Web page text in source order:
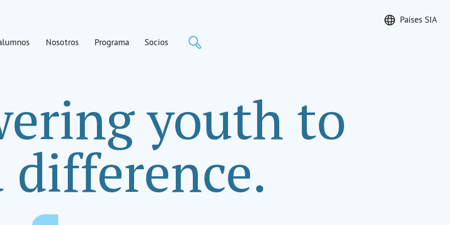
Nosotros Programa Socios
Países SIA
youth to
difference.